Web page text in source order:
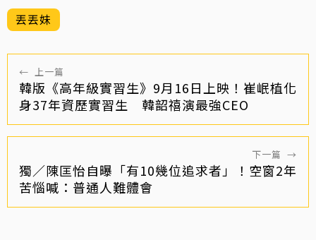
丟丟妹
← 上一篇
韓版《高年級實習生》9月16日上映！崔岷植化
身37年資歷實習生 韓韶禧演最強CEO
下一篇 →
獨／陳匡怡自曝「有10幾位追求者」！空窗2年
苦惱喊：普通人難體會